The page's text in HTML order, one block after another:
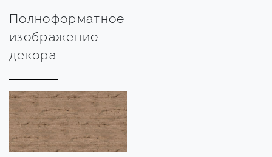
Полноформатное
изображение
декора